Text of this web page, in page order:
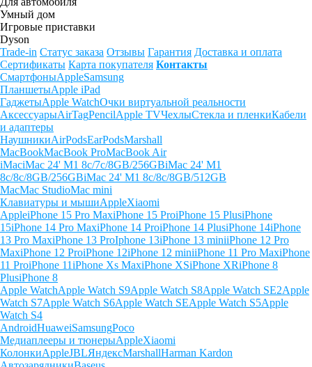
Умный дом
Игровые приставки
Dyson
Trade-in Статус заказа Отзывы Гарантия Доставка и оплата
Сертификаты Карта покупателя Контакты
СмартфоныAppleSamsung
ПланшетыApple iPad
ГаджетыApple WatchОчки виртуальной реальности
АксессуарыAirTagPencilApple TVЧехлыСтекла и пленкиКабели
и адаптеры
НаушникиAirPodsEarPodsMarshall
MacBookMacBook ProMacBook Air
iMaciMac 24' M1 8c/7c/8GB/256GBiMac 24' M1
8c/8c/8GB/256GBiMac 24' M1 8c/8c/8GB/512GB
MacMac StudioMac mini
Клавиатуры и мышиAppleXiaomi
AppleiPhone 15 Pro MaxiPhone 15 ProiPhone 15 PlusiPhone
15iPhone 14 Pro MaxiPhone 14 ProiPhone 14 PlusiPhone 14iPhone
13 Pro MaxiPhone 13 ProIphone 13iPhone 13 miniiPhone 12 Pro
MaxiPhone 12 ProiPhone 12iPhone 12 miniiPhone 11 Pro MaxiPhone
11 ProiPhone 11iPhone Xs MaxiPhone XSiPhone XRiPhone 8
PlusiPhone 8
Apple WatchApple Watch S9Apple Watch S8Apple Watch SE2Apple
Watch S7Apple Watch S6Apple Watch SEApple Watch S5Apple
Watch S4
AndroidHuaweiSamsungPoco
Медиаплееры и тюнерыAppleXiaomi
КолонкиAppleJBLЯндексMarshallHarman Kardon